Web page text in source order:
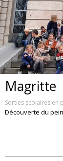
Magritte
Sorties scolaires en
Découverte du